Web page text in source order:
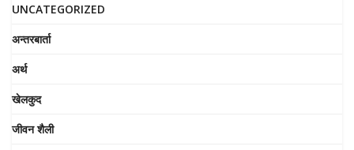
UNCATEGORIZED
अन्तरबार्ता
अर्थ
खेलकुद
जीवन शैली